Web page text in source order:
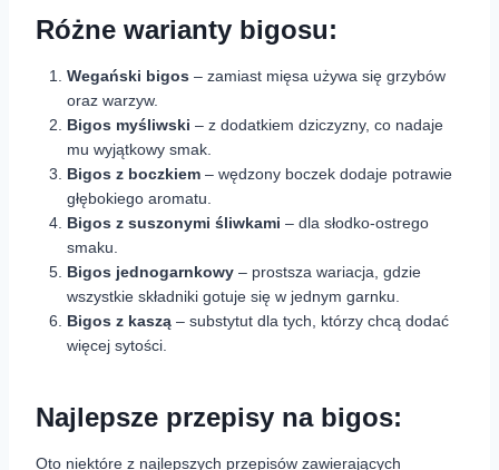
Różne warianty bigosu:
Wegański bigos – zamiast mięsa używa się grzybów
oraz warzyw.
Bigos myśliwski – z dodatkiem dziczyzny, co nadaje
mu wyjątkowy smak.
Bigos z boczkiem – wędzony boczek dodaje potrawie
głębokiego aromatu.
Bigos z suszonymi śliwkami – dla słodko-ostrego
smaku.
Bigos jednogarnkowy – prostsza wariacja, gdzie
wszystkie składniki gotuje się w jednym garnku.
Bigos z kaszą – substytut dla tych, którzy chcą dodać
więcej sytości.
Najlepsze przepisy na bigos:
Oto niektóre z najlepszych przepisów zawierających